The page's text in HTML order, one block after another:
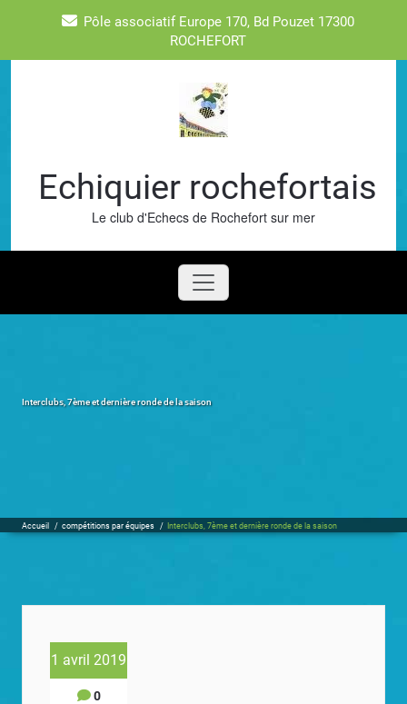
Pôle associatif Europe 170, Bd Pouzet 17300
ROCHEFORT
Echiquier rochefortais
Le club d'Echecs de Rochefort sur mer
Interclubs, 7ème et dernière ronde de la saison
Accueil / compétitions par équipes / Interclubs, 7ème et dernière ronde de la saison
1 avril 2019
0